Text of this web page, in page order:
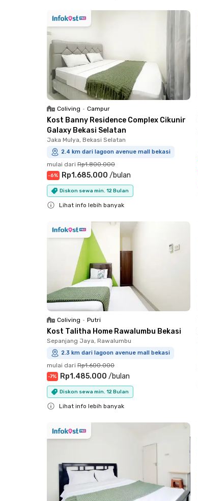
Coliving • Campur
Kost Banny Residence Complex Cikunir
Galaxy Bekasi Selatan
Jaka Mulya, Bekasi Selatan
2.4 km dari lagoon avenue mall bekasi
mulai dari Rp1.800.000
-6% Rp1.685.000 /bulan
Diskon sewa min. 12 Bulan
Lihat info lebih banyak
Coliving • Putri
Kost Talitha Home Rawalumbu Bekasi
Sepanjang Jaya, Rawalumbu
2.3 km dari lagoon avenue mall bekasi
mulai dari Rp1.600.000
-7% Rp1.485.000 /bulan
Diskon sewa min. 12 Bulan
Lihat info lebih banyak